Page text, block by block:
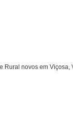
novos em Viçosa,